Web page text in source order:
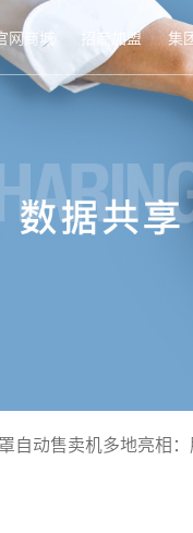
网商城 招商加盟 集
自动售卖机多地亮相